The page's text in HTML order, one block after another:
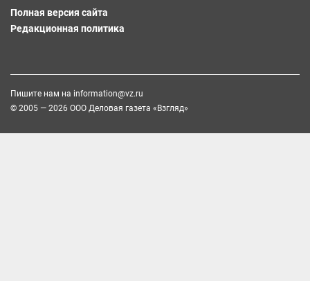
Полная версия сайта
Редакционная политика
Пишите нам на information@vz.ru
© 2005 — 2026 ООО Деловая газета «Взгляд»